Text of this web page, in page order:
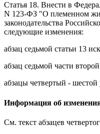
Статья 18. Внести в
N 123-ФЗ "О племенном
законодательства
следующие изменения:
абзац седьмой статьи 13
абзац седьмой части
абзацы четвертый - шестой
Информация об
См. текст абзацев